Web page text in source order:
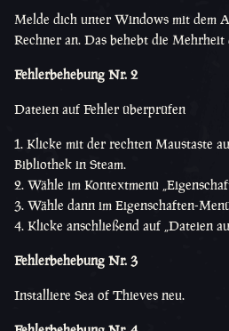
Melde dich unter Windows mit dem
Rechner an. Das behebt die
Fehlerbehebung Nr. 2
Dateien auf Fehler überprüfen
Klicke mit der rechten Maustaste
Bibliothek in Steam.
Wähle im Kontextmenü
Wähle dann im Eigenschaften-
Klicke anschließend auf „Dateien
Fehlerbehebung Nr. 3
Installiere Sea of Thieves neu.